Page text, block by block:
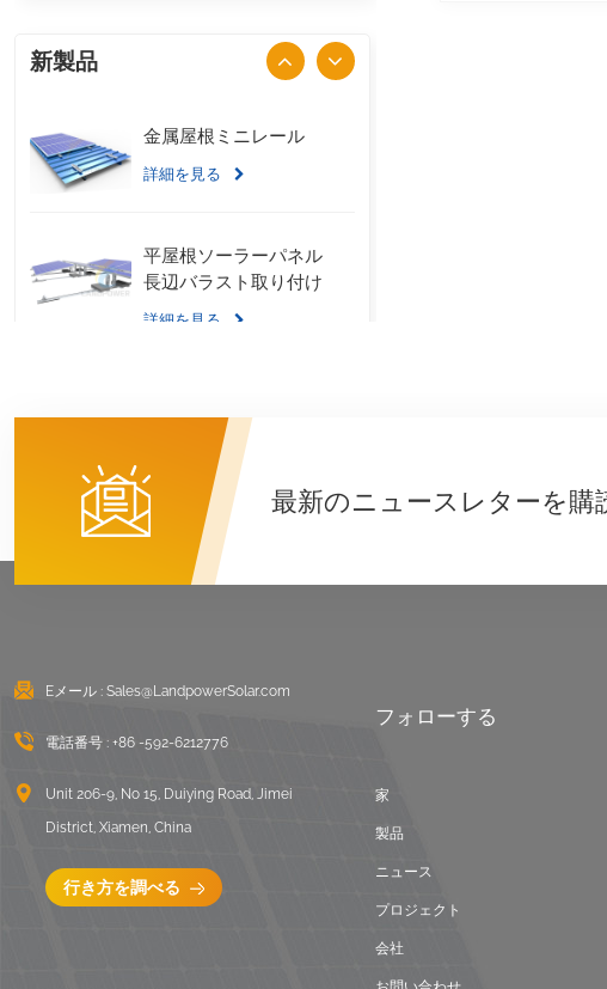
新製品
金属屋根ミニレール
詳細を見る
平屋根ソーラーパネル
長辺バラスト取り付け
詳細を見る
金属屋根 U クランプ取
り付けシステム
詳細を見る
東西陸屋根バラスト架
台
波形屋根ロングレール
バラスト陸屋根取付架
詳細を見る
最新のニュースレターを購
Eメール : Sales@LandpowerSolar.com
電話番号 : +86 -592-6212776
Unit 206-9, No 15, Duiying Road, Jimei
District, Xiamen, China
行き方を調べる
フォローする
家
製品
ニュース
プロジェクト
会社